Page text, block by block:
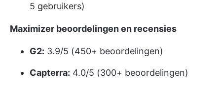
5 gebruikers)
Maximizer beoordelingen en recensies
G2: 3.9/5 (450+ beoordelingen)
Capterra: 4.0/5 (300+ beoordelingen)